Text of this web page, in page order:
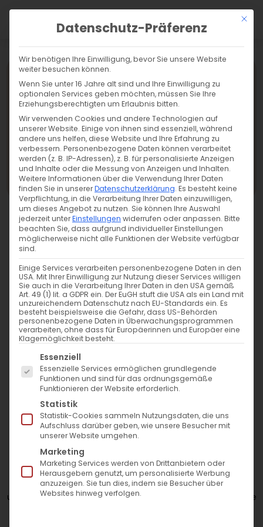
Nur qualifizierte
Ärzte
Juvederm Exklusiv Praxis
Auswahl der besten
Hyaluron-Brands
Exklusive Standortlage
B1 Medical Dortmund
by Talal
In der B1 Medical Dortmund präsentieren wir unseren
Klienten ein umfangreiches Angebot an ästhetischen
Behandlungen, die Hyaluronsäure und Muskelrelaxantien
umfassen. Wie in allen anderen B1 Medical Praxen werden Sie
Mit
Datenschutz-Präferenz
Wir benötigen Ihre Einwilligung, bevor Sie unsere Website
weiter besuchen können.
Wenn Sie unter 16 Jahre alt sind und Ihre Einwilligung zu
optionalen Services geben möchten, müssen Sie Ihre
Erziehungsberechtigten um Erlaubnis bitten.
Wir verwenden Cookies und andere Technologien auf
unserer Website. Einige von ihnen sind essenziell, während
andere uns helfen, diese Website und Ihre Erfahrung zu
verbessern. Personenbezogene Daten können verarbeitet
werden (z. B. IP-Adressen), z. B. für personalisierte Anzeigen
und Inhalte oder die Messung von Anzeigen und Inhalten.
Weitere Informationen über die Verwendung Ihrer Daten
finden Sie in unsererDatenschutzerklärung. Es besteht keine
Verpflichtung, in die Verarbeitung Ihrer Daten einzuwilligen,
um dieses Angebot zu nutzen. Sie können Ihre Auswahl
jederzeit unterEinstellungen widerrufen oder anpassen. Bitte
beachten Sie, dass aufgrund individueller Einstellungen
möglicherweise nicht alle Funktionen der Website verfügbar
sind.
Einige Services verarbeiten personenbezogene Daten in den
USA. Mit Ihrer Einwilligung zur Nutzung dieser Services willigen
Sie auch in die Verarbeitung Ihrer Daten in den USA gemäß
Art. 49 (1) lit. a GDPR ein. Der EuGH stuft die USA als ein Land mit
unzureichendem Datenschutz nach EU-Standards ein. Es
besteht beispielsweise die Gefahr, dass US-Behörden
personenbezogene Daten in Überwachungsprogrammen
verarbeiten, ohne dass für Europäerinnen und Europäer eine
Klagemöglichkeit besteht.
Es folgt eine Liste der Service-Gruppen, für die eine
Essenziell
Essenzielle Services ermöglichen grundlegende
Funktionen und sind für das ordnungsgemäße
Funktionieren der Website erforderlich.
Statistik
Statistik-Cookies sammeln Nutzungsdaten, die uns
Aufschluss darüber geben, wie unsere Besucher mit
unserer Website umgehen.
Marketing
Marketing Services werden von Drittanbietern oder
Herausgebern genutzt, um personalisierte Werbung
anzuzeigen. Sie tun dies, indem sie Besucher über
Websites hinweg verfolgen.